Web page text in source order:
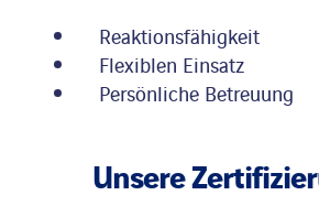
Reaktionsfähigkeit
Flexiblen Einsatz
Persönliche Betreuung
Unsere